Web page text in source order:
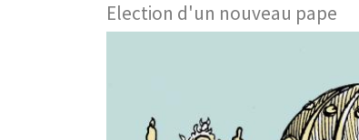
Election d'un nouveau pape